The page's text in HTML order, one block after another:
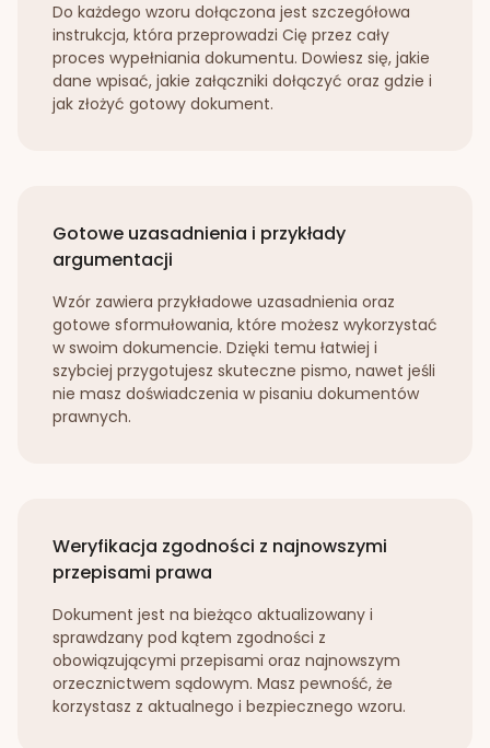
Do każdego wzoru dołączona jest szczegółowa
instrukcja, która przeprowadzi Cię przez cały
proces wypełniania dokumentu. Dowiesz się, jakie
dane wpisać, jakie załączniki dołączyć oraz gdzie i
jak złożyć gotowy dokument.
Gotowe uzasadnienia i przykłady
argumentacji
Wzór zawiera przykładowe uzasadnienia oraz
gotowe sformułowania, które możesz wykorzystać
w swoim dokumencie. Dzięki temu łatwiej i
szybciej przygotujesz skuteczne pismo, nawet jeśli
nie masz doświadczenia w pisaniu dokumentów
prawnych.
Weryfikacja zgodności z najnowszymi
przepisami prawa
Dokument jest na bieżąco aktualizowany i
sprawdzany pod kątem zgodności z
obowiązującymi przepisami oraz najnowszym
orzecznictwem sądowym. Masz pewność, że
korzystasz z aktualnego i bezpiecznego wzoru.